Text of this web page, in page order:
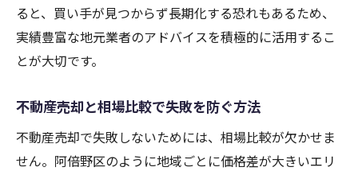
ると、買い手が見つからず長期化する恐れもあるため、
実績豊富な地元業者のアドバイスを積極的に活用するこ
とが大切です。
不動産売却と相場比較で失敗を防ぐ方法
不動産売却で失敗しないためには、相場比較が欠かせま
せん。阿倍野区のように地域ごとに価格差が大きいエリ